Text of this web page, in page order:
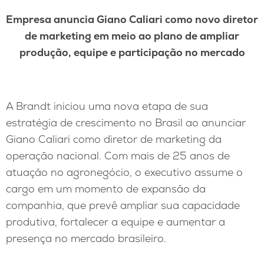
Empresa anuncia Giano Caliari como novo diretor
de marketing em meio ao plano de ampliar
produção, equipe e participação no mercado
A Brandt iniciou uma nova etapa de sua
estratégia de crescimento no Brasil ao anunciar
Giano Caliari como diretor de marketing da
operação nacional. Com mais de 25 anos de
atuação no agronegócio, o executivo assume o
cargo em um momento de expansão da
companhia, que prevê ampliar sua capacidade
produtiva, fortalecer a equipe e aumentar a
presença no mercado brasileiro.